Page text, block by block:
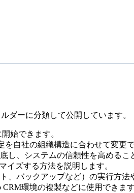
ダーに分類して公開しています。
始できます。
自社の組織構造に合わせて変更で
し、システムの信頼性を高めるこ
イズする方法を説明します。
、バックアップなど）の実行方
環境の複製などに使用できます